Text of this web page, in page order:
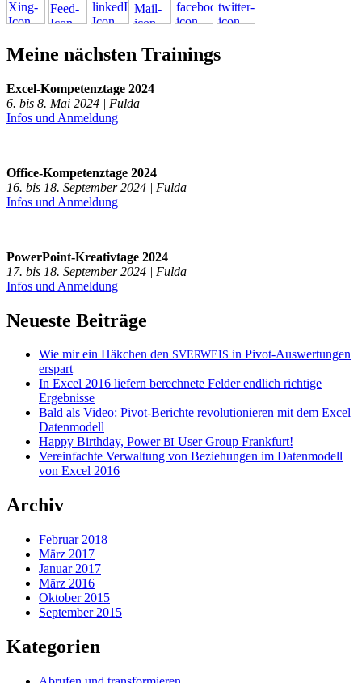
Meine nächsten Trainings
Excel-Kompetenztage 2024
6. bis 8. Mai 2024 | Fulda
Infos und Anmeldung
Office-Kompetenztage 2024
16. bis 18. September 2024 | Fulda
Infos und Anmeldung
PowerPoint-Kreativtage 2024
17. bis 18. September 2024 | Fulda
Infos und Anmeldung
Neueste Beiträge
Wie mir ein Häkchen den SVERWEIS in Pivot-Auswertungen
erspart
In Excel 2016 liefern berechnete Felder endlich richtige
Ergebnisse
Bald als Video: Pivot-Berichte revolutionieren mit dem Excel
Datenmodell
Happy Birthday, PowerBI User Group Frankfurt!
Vereinfachte Verwaltung von Beziehungen im Datenmodell
von Excel 2016
Archiv
Februar 2018
März 2017
Januar 2017
März 2016
Oktober 2015
September 2015
Kategorien